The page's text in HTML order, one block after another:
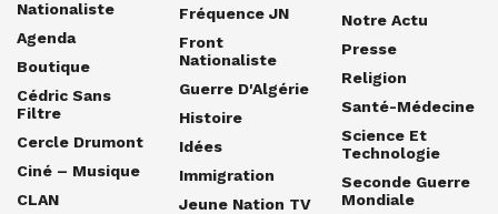
Nationaliste
Agenda
Boutique
Cédric Sans
Filtre
Cercle Drumont
Ciné – Musique
CLAN
Fréquence JN
Front
Nationaliste
Guerre D'Algérie
Histoire
Idées
Immigration
Jeune Nation TV
Notre Actu
Presse
Religion
Santé-Médecine
Science Et
Technologie
Seconde Guerre
Mondiale